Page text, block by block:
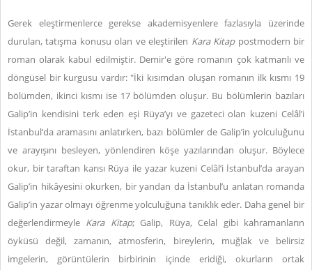
Gerek eleştirmenlerce gerekse akademisyenlere fazlasıyla üzerinde
durulan, tatışma konusu olan ve eleştirilen Kara Kitappostmodern bir
roman olarak kabul edilmiştir. Demir'e göre romanın çok katmanlı ve
döngüsel bir kurgusu vardır: "İki kısımdan oluşan romanın ilk kısmı 19
bölümden, ikinci kısmı ise 17 bölümden oluşur. Bu bölümlerin bazıları
Galip’in kendisini terk eden eşi Rüya’yı ve gazeteci olan kuzeni Celâl’i
İstanbul’da aramasını anlatırken, bazı bölümler de Galip’in yolculuğunu
ve arayışını besleyen, yönlendiren köşe yazılarından oluşur. Böylece
okur, bir taraftan karısı Rüya ile yazar kuzeni Celâl’i İstanbul’da arayan
Galip’in hikâyesini okurken, bir yandan da İstanbul’u anlatan romanda
Galip’in yazar olmayı öğrenme yolculuğuna tanıklık eder. Daha genel bir
değerlendirmeyle Kara Kitap; Galip, Rüya, Celal gibi kahramanların
öyküsü değil, zamanın, atmosferin, bireylerin, muğlak ve belirsiz
imgelerin, görüntülerin birbirinin içinde eridiği, okurların ortak